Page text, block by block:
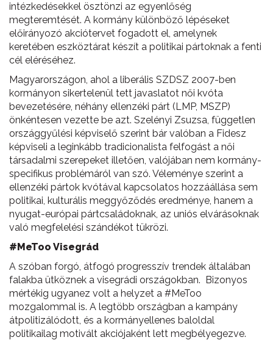
intézkedésekkel ösztönzi az egyenlőség
megteremtését. A kormány különböző lépéseket
előirányozó akciótervet fogadott el, amelynek
keretében eszköztárat készít a politikai pártoknak a fenti
cél eléréséhez.
Magyarországon, ahol a liberális SZDSZ 2007-ben
kormányon sikertelenül tett javaslatot női kvóta
bevezetésére, néhány ellenzéki párt (LMP, MSZP)
önkéntesen vezette be azt. Szelényi Zsuzsa, független
országgyűlési képviselő szerint bár valóban a Fidesz
képviseli a leginkább tradicionalista felfogást a női
társadalmi szerepeket illetően, valójában nem kormány-
specifikus problémáról van szó. Véleménye szerint a
ellenzéki pártok kvótával kapcsolatos hozzáállása sem
politikai, kulturális meggyőződés eredménye, hanem a
nyugat-európai pártcsaládoknak, az uniós elvárásoknak
való megfelelési szándékot tükrözi.
#MeToo Visegrád
A szóban forgó, átfogó progresszív trendek általában
falakba ütköznek a visegrádi országokban. Bizonyos
mértékig ugyanez volt a helyzet a #MeToo
mozgalommal is. A legtöbb országban a kampány
átpolitizálódott, és a kormányellenes baloldal
politikailag motivált akciójaként lett megbélyegezve.